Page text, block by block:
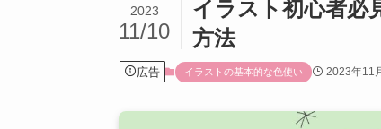
イラスト初心者必
方法
2023
11/10
広告 イラストの基本的な色使い 2023年11